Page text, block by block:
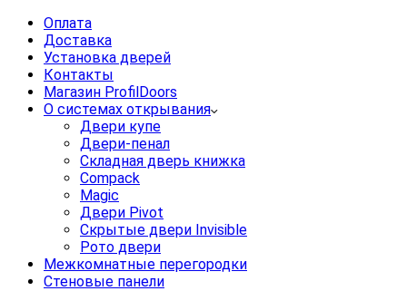
Оплата
Доставка
Установка дверей
Контакты
Магазин ProfilDoors
О системах открывания
Двери купе
Двери-пенал
Складная дверь книжка
Compack
Magic
Двери Pivot
Скрытые двери Invisible
Рото двери
Межкомнатные перегородки
Стеновые панели